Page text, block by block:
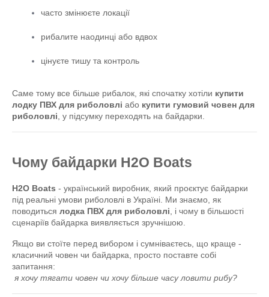
часто змінюєте локації
рибалите наодинці або вдвох
цінуєте тишу та контроль
Саме тому все більше рибалок, які спочатку хотіли купити
лодку ПВХ для риболовлі або купити гумовий човен для
риболовлі, у підсумку переходять на байдарки.
Чому байдарки H2O Boats
H2O Boats - український виробник, який проєктує байдарки
під реальні умови риболовлі в Україні. Ми знаємо, як
поводиться лодка ПВХ для риболовлі, і чому в більшості
сценаріїв байдарка виявляється зручнішою.
Якщо ви стоїте перед вибором і сумніваєтесь, що краще -
класичний човен чи байдарка, просто поставте собі
запитання:
я хочу тягати човен чи хочу більше часу ловити рибу?